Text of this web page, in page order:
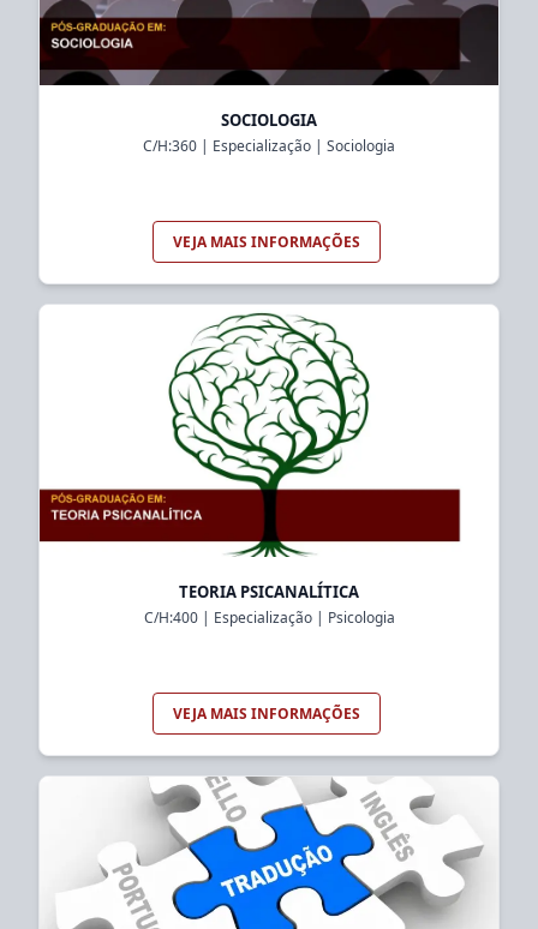
SOCIOLOGIA
C/H:360 | Especialização | Sociologia
VEJA MAIS INFORMAÇÕES
TEORIA PSICANALÍTICA
C/H:400| Especialização| Psicologia
VEJA MAIS INFORMAÇÕES